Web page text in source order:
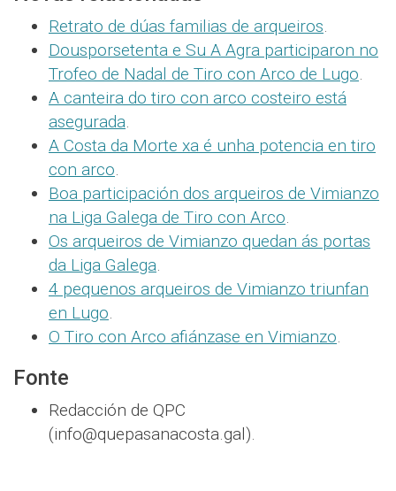
Retrato de dúas familias de arqueiros.
Dousporsetenta e Su A Agra participaron no
Trofeo de Nadal de Tiro con Arco de Lugo.
A canteira do tiro con arco costeiro está
asegurada.
A Costa da Morte xa é unha potencia en tiro
con arco.
Boa participación dos arqueiros de Vimianzo
na Liga Galega de Tiro con Arco.
Os arqueiros de Vimianzo quedan ás portas
da Liga Galega.
4 pequenos arqueiros de Vimianzo triunfan
en Lugo.
O Tiro con Arco afiánzase en Vimianzo.
Fonte
Redacción de QPC
(info@quepasanacosta.gal).